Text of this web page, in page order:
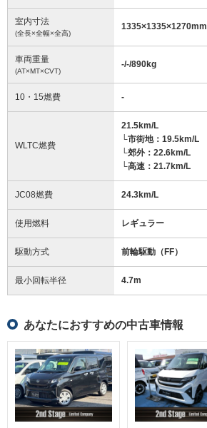
室内寸法
(全長×全幅×全高)
1335×1335×1270mm
車両重量
(AT×MT×CVT)
-/-/890kg
10・15燃費 -
WLTC燃費
21.5km/L
└市街地：19.5km/L
└郊外：22.6km/L
└高速：21.7km/L
JC08燃費 24.3km/L
使用燃料 レギュラー
駆動方式 前輪駆動（FF）
最小回転半径 4.7m
あなたにおすすめの中古車情報